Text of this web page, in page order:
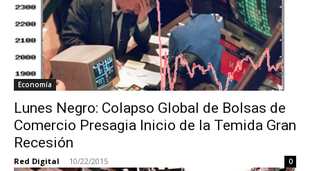
Economía
Lunes Negro: Colapso Global de Bolsas de
Comercio Presagia Inicio de la Temida Gran
Recesión
Red Digital - 10/22/2015 0